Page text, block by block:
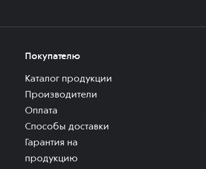
Покупателю
Каталог продукции
Производители
Оплата
Способы доставки
Гарантия на
продукцию